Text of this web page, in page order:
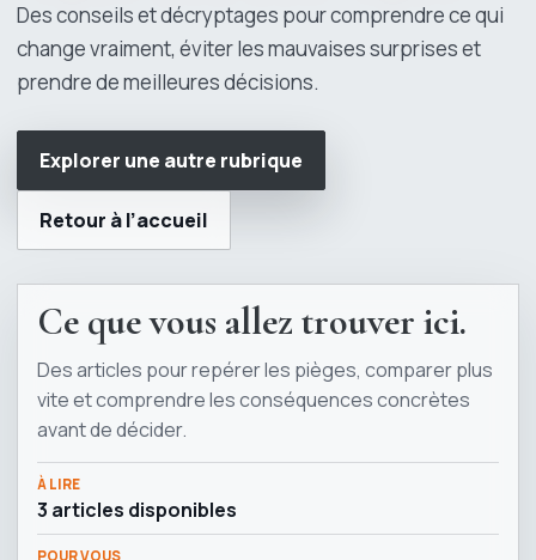
Des conseils et décryptages pour comprendre ce qui
change vraiment, éviter les mauvaises surprises et
prendre de meilleures décisions.
Explorer une autre rubrique
Retour à l’accueil
Ce que vous allez trouver ici.
Des articles pour repérer les pièges, comparer plus
vite et comprendre les conséquences concrètes
avant de décider.
À LIRE
3 articles disponibles
POUR VOUS